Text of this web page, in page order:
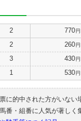
2 770円
2 260円
3 430円
1 530円
に的中された方がいない
番・組番に人気が著しく